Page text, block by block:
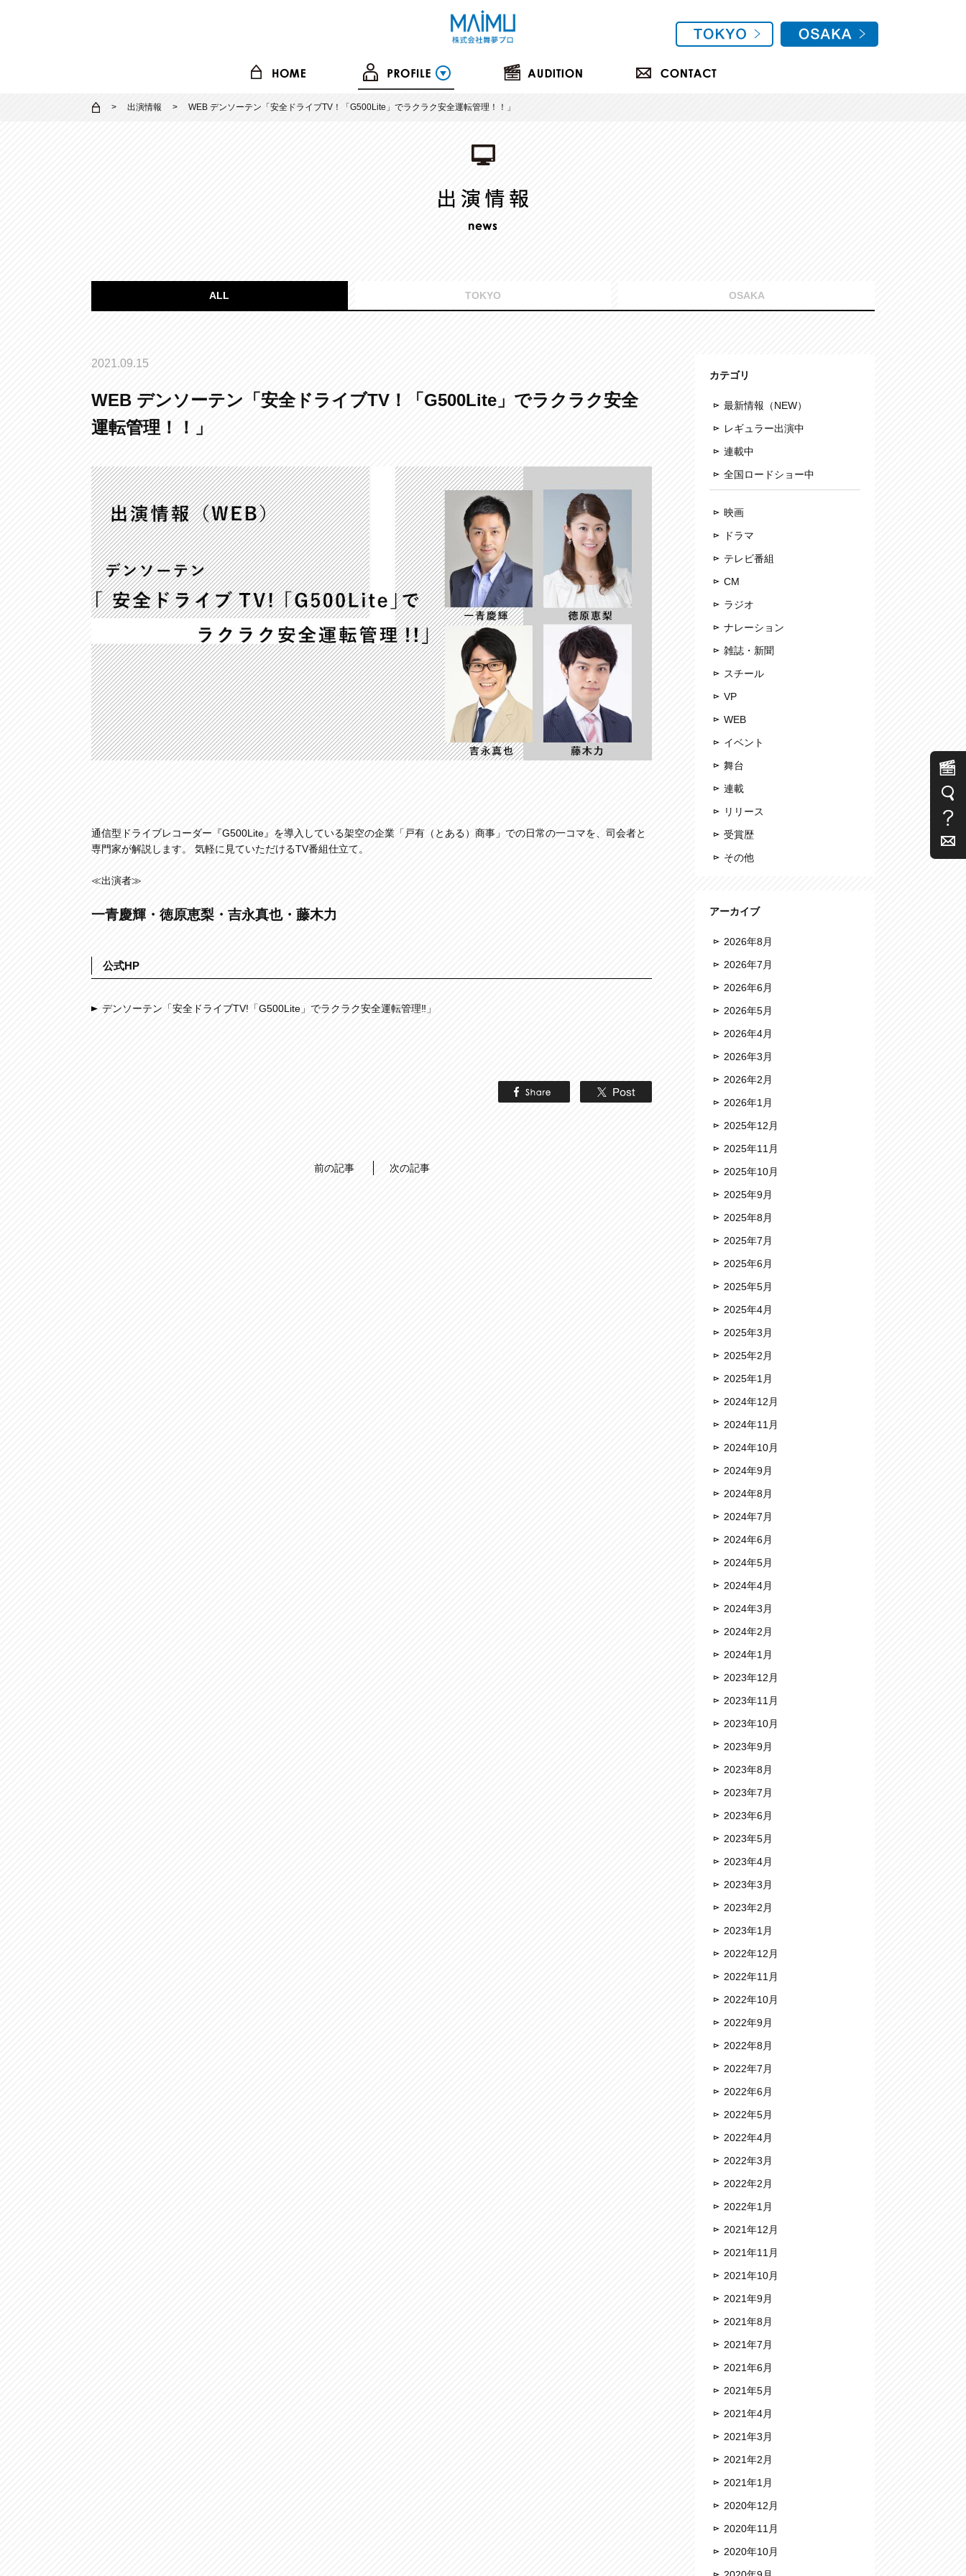
出演情報 WEB デンソーテン「安全ドライブTV！「G500Lite」でラクラク安全運転管理！！」
ALL TOKYO OSAKA
2021.09.15
WEB デンソーテン「安全ドライブTV！「G500Lite」でラクラク安全
運転管理！！」
通信型ドライブレコーダー『G500Lite』を導入している架空の企業「戸有（とある）商事」での日常の一コマを、司会者と
専門家が解説します。 気軽に見ていただけるTV番組仕立て。
≪出演者≫
一青慶輝・徳原恵梨・吉永真也・藤木力
公式HP
デンソーテン「安全ドライブTV!「G500Lite」でラクラク安全運転管理‼」
前の記事 次の記事
カテゴリ
最新情報（NEW）
レギュラー出演中
連載中
全国ロードショー中
映画
ドラマ
テレビ番組
CM
ラジオ
ナレーション
雑誌・新聞
スチール
VP
WEB
イベント
舞台
連載
リリース
受賞歴
その他
アーカイブ
2026年8月
2026年7月
2026年6月
2026年5月
2026年4月
2026年3月
2026年2月
2026年1月
2025年12月
2025年11月
2025年10月
2025年9月
2025年8月
2025年7月
2025年6月
2025年5月
2025年4月
2025年3月
2025年2月
2025年1月
2024年12月
2024年11月
2024年10月
2024年9月
2024年8月
2024年7月
2024年6月
2024年5月
2024年4月
2024年3月
2024年2月
2024年1月
2023年12月
2023年11月
2023年10月
2023年9月
2023年8月
2023年7月
2023年6月
2023年5月
2023年4月
2023年3月
2023年2月
2023年1月
2022年12月
2022年11月
2022年10月
2022年9月
2022年8月
2022年7月
2022年6月
2022年5月
2022年4月
2022年3月
2022年2月
2022年1月
2021年12月
2021年11月
2021年10月
2021年9月
2021年8月
2021年7月
2021年6月
2021年5月
2021年4月
2021年3月
2021年2月
2021年1月
2020年12月
2020年11月
2020年10月